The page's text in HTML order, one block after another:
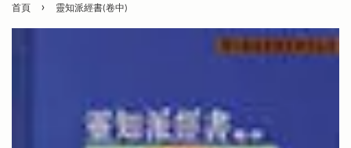
首頁 › 靈知派經書(卷中)